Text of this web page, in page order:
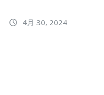
4月 30, 2024